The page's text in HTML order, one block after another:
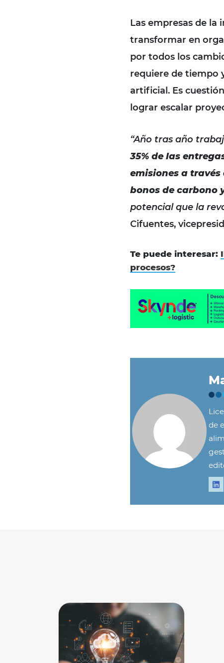
Las empresas de la
transformar en
por todos los
requiere de tiempo
artificial. Es
lograr escalar
“Año tras año
35% de las
emisiones a
bonos de carbono
potencial que la
Cifuentes,
Te puede interesar:
procesos?
de